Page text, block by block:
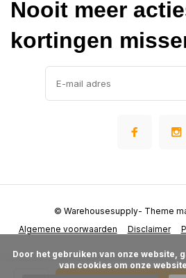
Nooit meer
kortingen
Algemene voorwaarden Disclaimer
© Warehousesupply- Theme
van cookies om onze